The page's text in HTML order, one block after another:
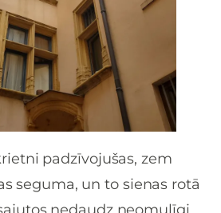
padzīvojušas, zem
seguma, un to sienas rotā